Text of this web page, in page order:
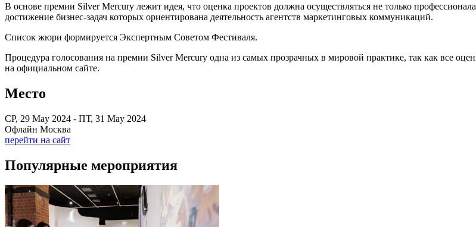
В основе премии Silver Mercury лежит идея, что оценка проектов должна осуществляться не только
достижение бизнес-задач которых ориентирована деятельность агентств маркетинговых коммуникаций.
Список жюри формируется Экспертным Советом Фестиваля.
Процедура голосования на премии Silver Mercury одна из самых прозрачных в мировой практике, так как все
на официальном сайте.
Место
СР, 29 May 2024 - ПТ, 31 May 2024
Офлайн Москва
перейти на сайт
Популярные мероприятия